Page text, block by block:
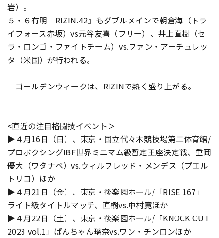
岩）。
５・６有明『RIZIN.42』もダブルメインで朝倉海（トラ
イフォース赤坂）vs元谷友喜（フリー）、井上直樹（セ
ラ・ロンゴ・ファイトチーム）vs.ファン・アーチュレッ
タ（米国）が行われる。
ゴールデンウィークは、RIZINで熱く盛り上がる。
<直近の注目格闘技イベント＞
▶４月16日（日）、東京・国立代々木競技場第二体育館/
プロボクシングIBF世界ミニマム級暫定王座決定戦、重岡
優大（ワタナベ）vs.ウィルフレッド・メンデス（プエル
トリコ）ほか
▶４月21日（金）、東京・後楽園ホール/「RISE 167」
ライト級タイトルマッチ、直樹vs.中村寛ほか
▶４月22日（土）、東京・後楽園ホール/「KNOCK OUT
2023 vol.1」ぱんちゃん璃奈vs.ワン・チンロンほか